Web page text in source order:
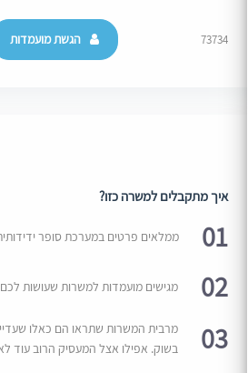
73734 הגשת מועמדות
איך מתקבלים למשרה כזו?
01 ממלאים פרטים במערכת סופר
02 מגישים מועמדות למשרות שעושות
03
מרבית המשרות שתראו הם כאלו
בשוק. אפילו אצל המעסיק הרוב עוד